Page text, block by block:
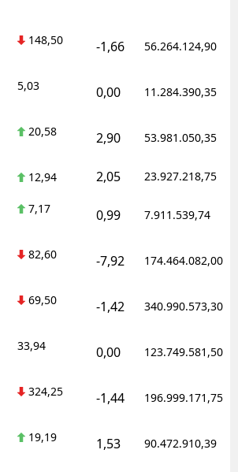
148,50 -1,66 56.264.124,90
5,03 0,00 11.284.390,35
20,58 2,90 53.981.050,35
12,94 2,05 23.927.218,75
7,17 0,99 7.911.539,74
82,60 -7,92 174.464.082,00
69,50 -1,42 340.990.573,30
33,94 0,00 123.749.581,50
324,25 -1,44 196.999.171,75
19,19 1,53 90.472.910,39